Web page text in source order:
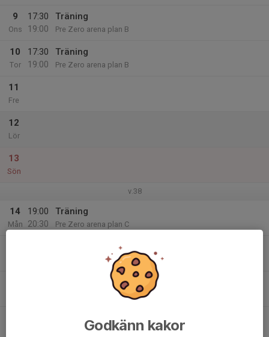
9
Ons
17:30
19:00
Träning
Pre Zero arena plan B
10
Tor
17:30
19:00
Träning
Pre Zero arena plan B
11
Fre
12
Lör
13
Sön
v.38
14
Mån
19:00
20:30
Träning
Pre Zero arena plan C
Pre Zero arena plan B
Träning
Pre Zero arena plan B
Godkänn kakor